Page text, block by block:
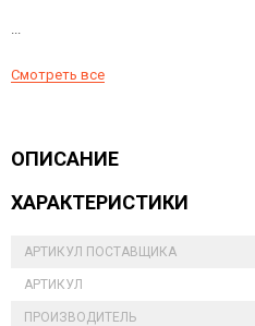
...
Смотреть все
ОПИСАНИЕ
ХАРАКТЕРИСТИКИ
АРТИКУЛ ПОСТАВЩИКА
АРТИКУЛ
ПРОИЗВОДИТЕЛЬ